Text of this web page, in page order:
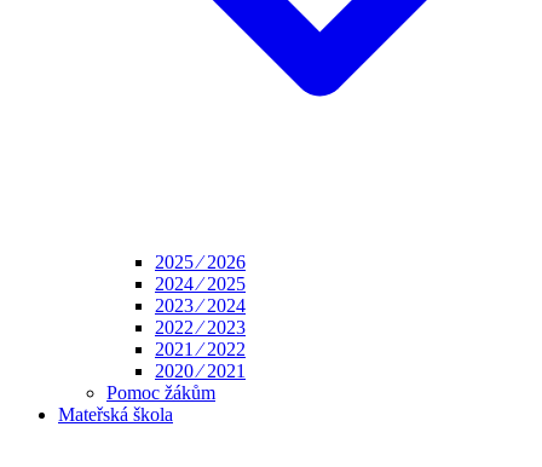
2025 ⁄ 2026
2024 ⁄ 2025
2023 ⁄ 2024
2022 ⁄ 2023
2021 ⁄ 2022
2020 ⁄ 2021
Pomoc žákům
Mateřská škola